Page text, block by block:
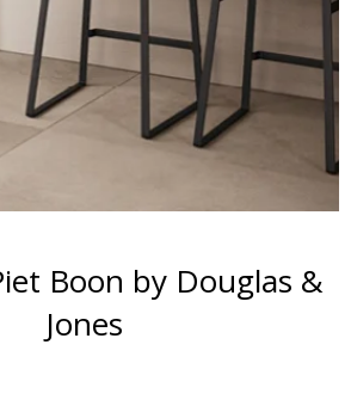
Boon by Douglas &
Jones